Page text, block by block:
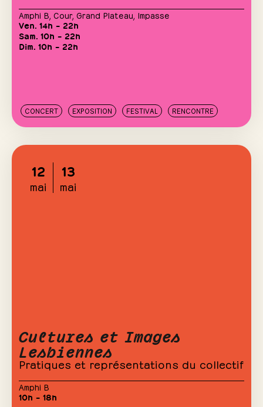
Amphi B Cour, Grand Plateau Impasse
Ven. 14h – 22h
Sam. 10h – 22h
Dim. 10h – 22h
CONCERT EXPOSITION FESTIVAL RENCONTRE
12
mai
13
mai
Cultures et Images
Lesbiennes
Pratiques et représentations du collectif
Amphi B
10h – 18h